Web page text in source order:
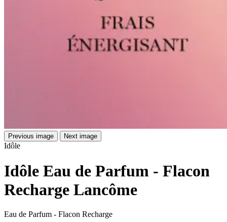
Previous image Next image
Idôle
Idôle Eau de Parfum - Flacon
Recharge Lancôme
Eau de Parfum - Flacon Recharge